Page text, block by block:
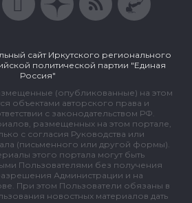
сайт Иркутского регионального
политической партии "Единая
Россия"
(опубликованные) на этом
объектами авторского права и
с законодательством РФ.
размещенных на этом портале,
с согласия Руководства или
(письменного или другой формы).
этого портала могут быть
Пользователями без получения
Администрации и на
При этом Пользователи обязаны в
новостных материалов дать